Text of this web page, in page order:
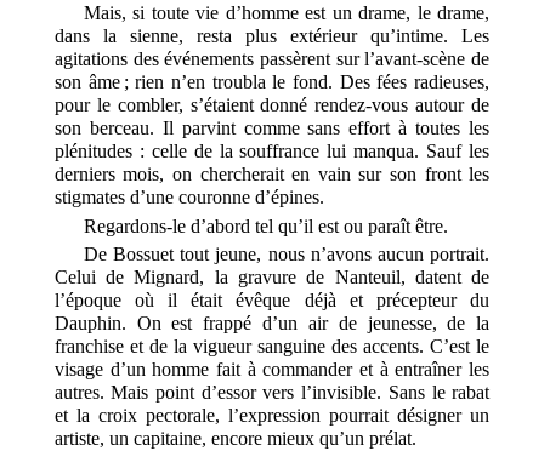
Mais, si toute vie d’homme est un drame, le drame,
dans la sienne, resta plus extérieur qu’intime. Les
agitations des événements passèrent sur l’avant-scène de
son âme ; rien n’en troubla le fond. Des fées radieuses,
pour le combler, s’étaient donné rendez-vous autour de
son berceau. Il parvint comme sans effort à toutes les
plénitudes : celle de la souffrance lui manqua. Sauf les
derniers mois, on chercherait en vain sur son front les
stigmates d’une couronne d’épines.
Regardons-le d’abord tel qu’il est ou paraît être.
De Bossuet tout jeune, nous n’avons aucun portrait.
Celui de Mignard, la gravure de Nanteuil, datent de
l’époque où il était évêque déjà et précepteur du
Dauphin. On est frappé d’un air de jeunesse, de la
franchise et de la vigueur sanguine des accents. C’est le
visage d’un homme fait à commander et à entraîner les
autres. Mais point d’essor vers l’invisible. Sans le rabat
et la croix pectorale, l’expression pourrait désigner un
artiste, un capitaine, encore mieux qu’un prélat.